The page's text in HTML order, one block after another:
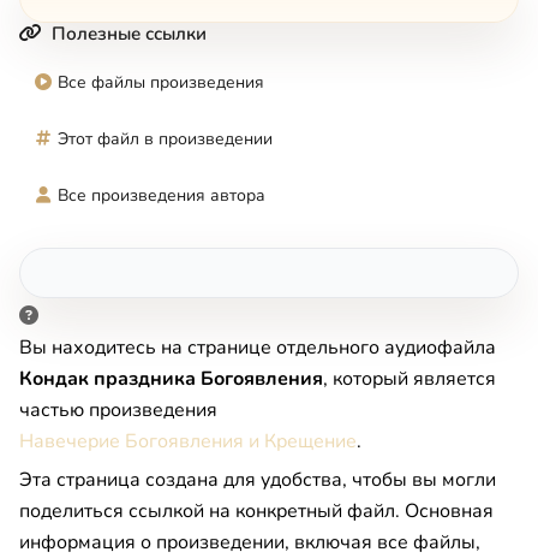
Полезные ссылки
Все файлы произведения
Этот файл в произведении
Все произведения автора
Вы находитесь на странице отдельного аудиофайла
Кондак праздника Богоявления, который является
частью произведения
Навечерие Богоявления и Крещение.
Эта страница создана для удобства, чтобы вы могли
поделиться ссылкой на конкретный файл. Основная
информация о произведении, включая все файлы,